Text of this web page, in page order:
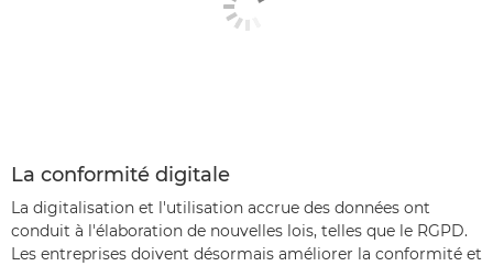
La conformité digitale
La digitalisation et l'utilisation accrue des données ont
conduit à l'élaboration de nouvelles lois, telles que le RGPD.
Les entreprises doivent désormais améliorer la conformité et